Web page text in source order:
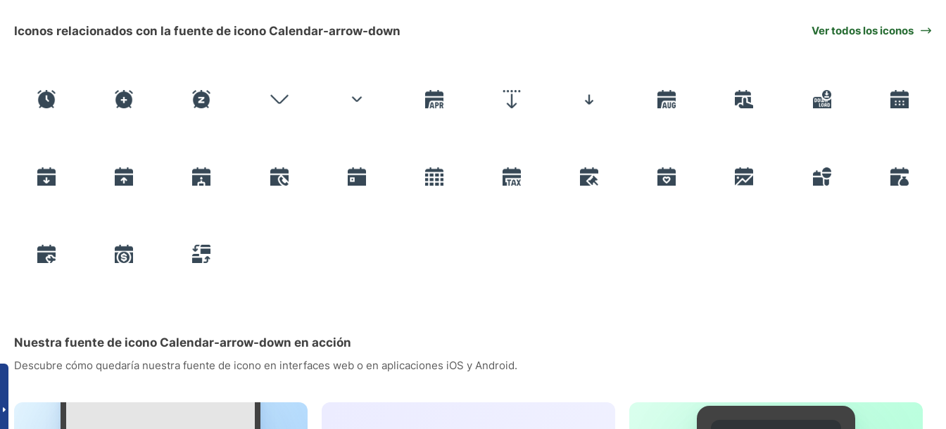
Iconos relacionados con la fuente de icono Calendar-arrow-down Ver todos los iconos
Nuestra fuente de icono Calendar-arrow-down en acción
Descubre cómo quedaría nuestra fuente de icono en interfaces web o en aplicaciones iOS y Android.